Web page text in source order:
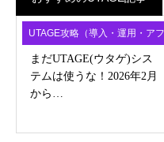
UTAGE攻略（導入・運用・アフ
ィ）
まだUTAGE(ウタゲ)シス
テムは使うな！2026年2月
から…